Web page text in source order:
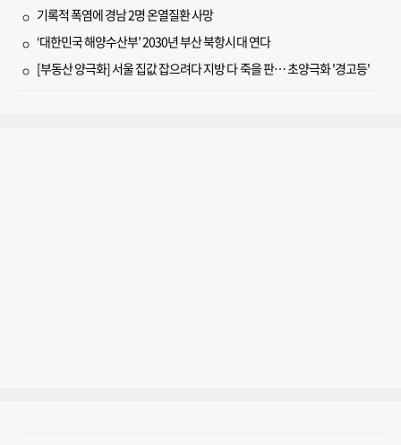
기록적 폭염에 경남 2명 온열질환 사망
‘대한민국 해양수산부’ 2030년 부산 북항시대 연다
[부동산 양극화] 서울 집값 잡으려다 지방 다 죽을 판… 초양극화 '경고등'